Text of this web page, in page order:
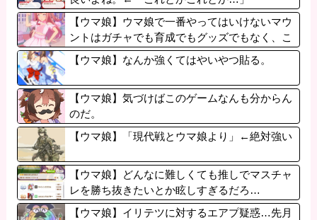
【ウマ娘】ウマ娘で一番やってはいけないマウ
ントはガチャでも育成でもグッズでもなく、こ
れ。
【ウマ娘】なんか強くてはやいやつ貼る。
【ウマ娘】気づけばこのゲームなんも分からん
のだ。
【ウマ娘】「現代戦とウマ娘より」←絶対強い
【ウマ娘】どんなに難しくても推しでマスチャ
レを勝ち抜きたいとか眩しすぎるだろ…
【ウマ娘】イリテツに対するエアプ疑惑…先月